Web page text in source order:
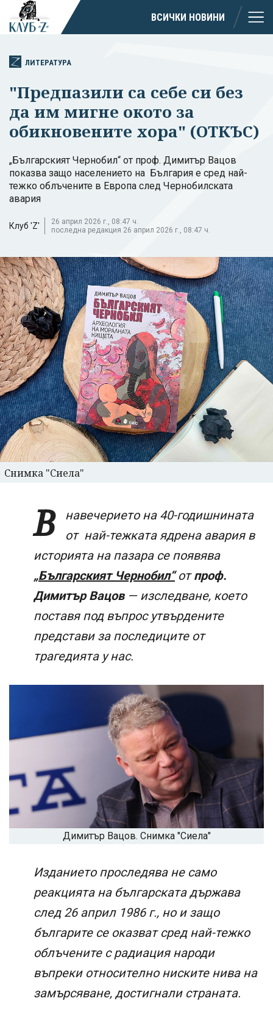
ВСИЧКИ НОВИНИ
ЛИТЕРАТУРА
"Предпазили са себе си без
да им мигне окото за
обикновените хора" (ОТКЪС)
„Българският Чернобил“ от проф. Димитър Вацов
показва защо населението на България е сред най-
тежко облъчените в Европа след Чернобилската
авария
Клуб 'Z'
26 април 2026 г., 08:47 ч.
последна редакция 26 април 2026 г., 08:47 ч.
Снимка "Сиела"
В
навечерието на 40-годишнината
от най-тежката ядрена авария в
историята на пазара се появява
„Българският Чернобил“отпроф.
Димитър Вацов— изследване, което
поставя под въпрос утвърдените
представи за последиците от
трагедията у нас.
Димитър Вацов. Снимка "Сиела"
Изданието проследява не само
реакцията на българската държава
след 26 април 1986 г., но и защо
българите се оказват сред най-тежко
облъчените с радиация народи
въпреки относително ниските нива на
замърсяване, достигнали страната.